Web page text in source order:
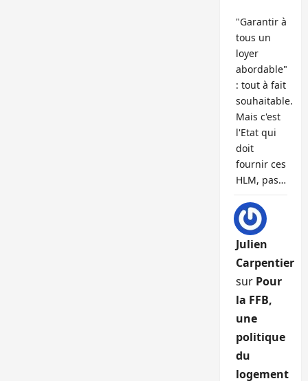
"Garantir à
tous un
loyer
abordable"
: tout à fait
souhaitable.
Mais c'est
l'Etat qui
doit
fournir ces
HLM, pas…
Julien
Carpentier
sur Pour
la FFB,
une
politique
du
logement